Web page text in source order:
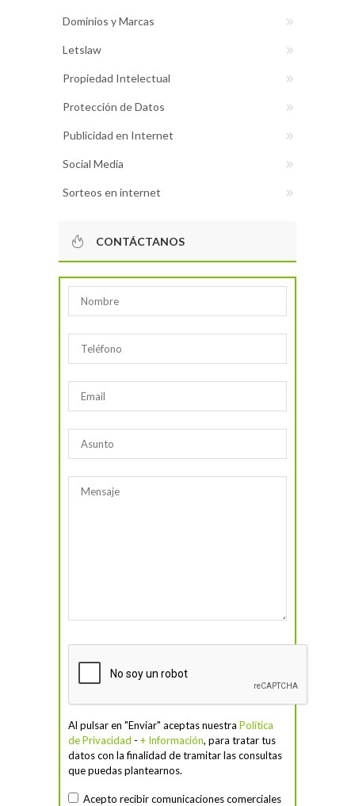
Dominios y Marcas
Letslaw
Propiedad Intelectual
Protección de Datos
Publicidad en Internet
Social Media
Sorteos en internet
CONTÁCTANOS
Al pulsar en "Enviar" aceptas nuestra Política
de Privacidad - + Información, para tratar tus
datos con la finalidad de tramitar las consultas
que puedas plantearnos.
Acepto recibir comunicaciones comerciales